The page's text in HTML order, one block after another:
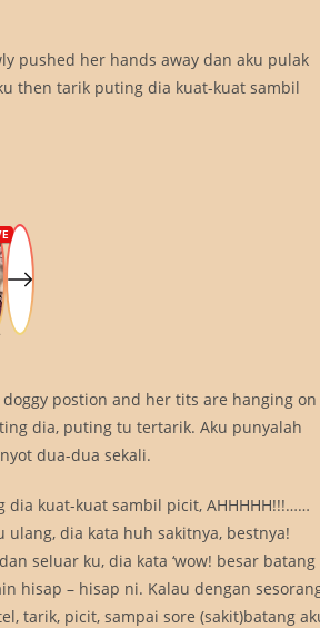
pushed her hands away dan aku pulak
then tarik puting dia kuat-kuat sambil
doggy postion and her tits are hanging on
dia, puting tu tertarik. Aku punyalah
dua-dua sekali.
kuat-kuat sambil picit, AHHHHH!!!……
ulang, dia kata huh sakitnya, bestnya!
seluar ku, dia kata ‘wow! besar batang
hisap – hisap ni. Kalau dengan
tarik, picit, sampai sore (sakit)batang